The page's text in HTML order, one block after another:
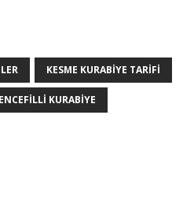
KESME KURABIYE TARIFI
KURABIYE